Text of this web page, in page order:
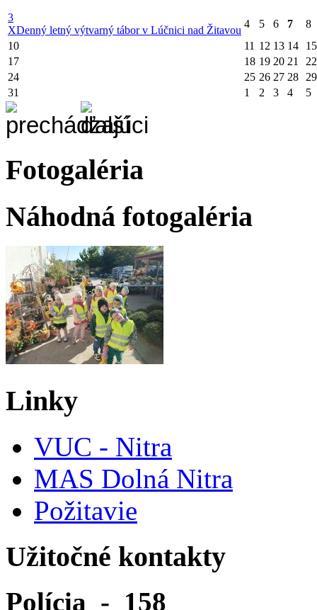
3
XDenný letný výtvarný tábor v Lúčnici nad Žitavou
4 5 6 7
8
10
11 12 13 14
15
17
18 19 20 21
22
24
25 26 27 28
29
31
1 2 3 4 5
Fotogaléria
Náhodná fotogaléria
Linky
VUC - Nitra
MAS Dolná Nitra
Požitavie
Užitočné kontakty
Polícia - 158